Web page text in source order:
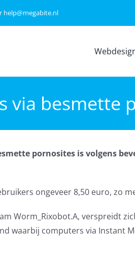
help@megabite.nl
via besmette
pornosites is volgens
ongeveer 8,50 euro, zo
Worm_Rixobot.A, verspreidt
waarbij computers via Instant